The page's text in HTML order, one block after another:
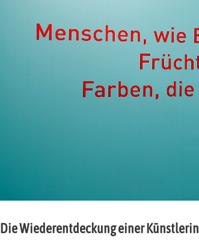
Die Wiederentdeckung einer Künstlerin